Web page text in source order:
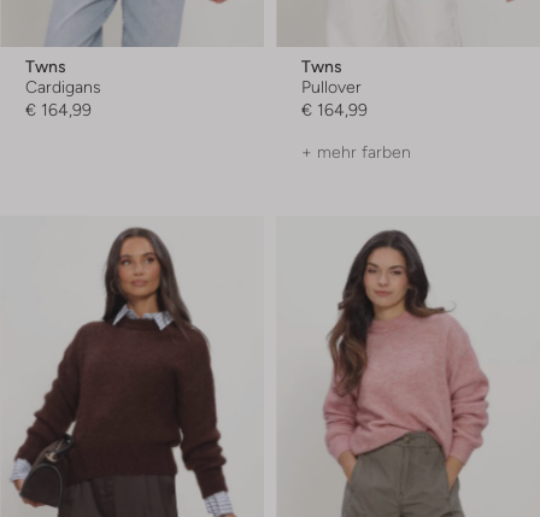
Twns
Cardigans
€ 164,99
Twns
Pullover
€ 164,99
+ mehr farben